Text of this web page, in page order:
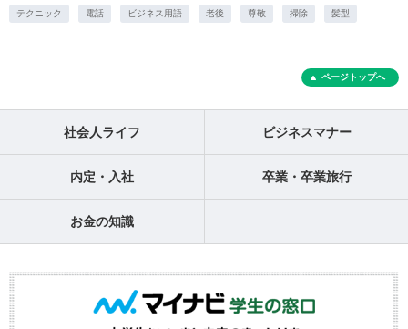
テクニック 電話 ビジネス用語 老後 尊敬 掃除 髪型
ページトップへ
社会人ライフ ビジネスマナー
内定・入社 卒業・卒業旅行
お金の知識